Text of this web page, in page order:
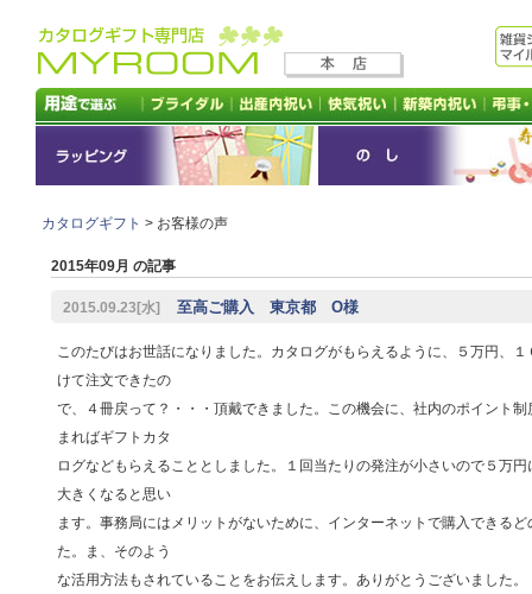
カタログギフト > お客様の声
2015年09月 の記事
2015.09.23[水] 至高ご購入 東京都 O様
このたびはお世話になりました。カタログがもらえるように、５万円、
けて注文できたの
で、４冊戻って？・・・頂戴できました。この機会に、社内のポイント
まればギフトカタ
ログなどもらえることとしました。１回当たりの発注が小さいので５万
大きくなると思い
ます。事務局にはメリットがないために、インターネットで購入できる
た。ま、そのよう
な活用方法もされていることをお伝えします。ありがとうございました。